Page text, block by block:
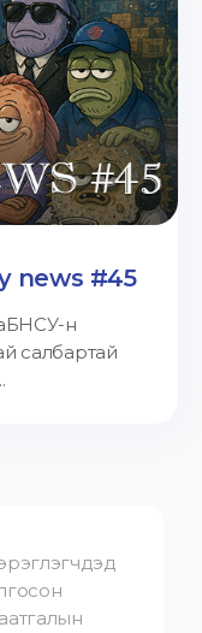
news #45
н
салбартай